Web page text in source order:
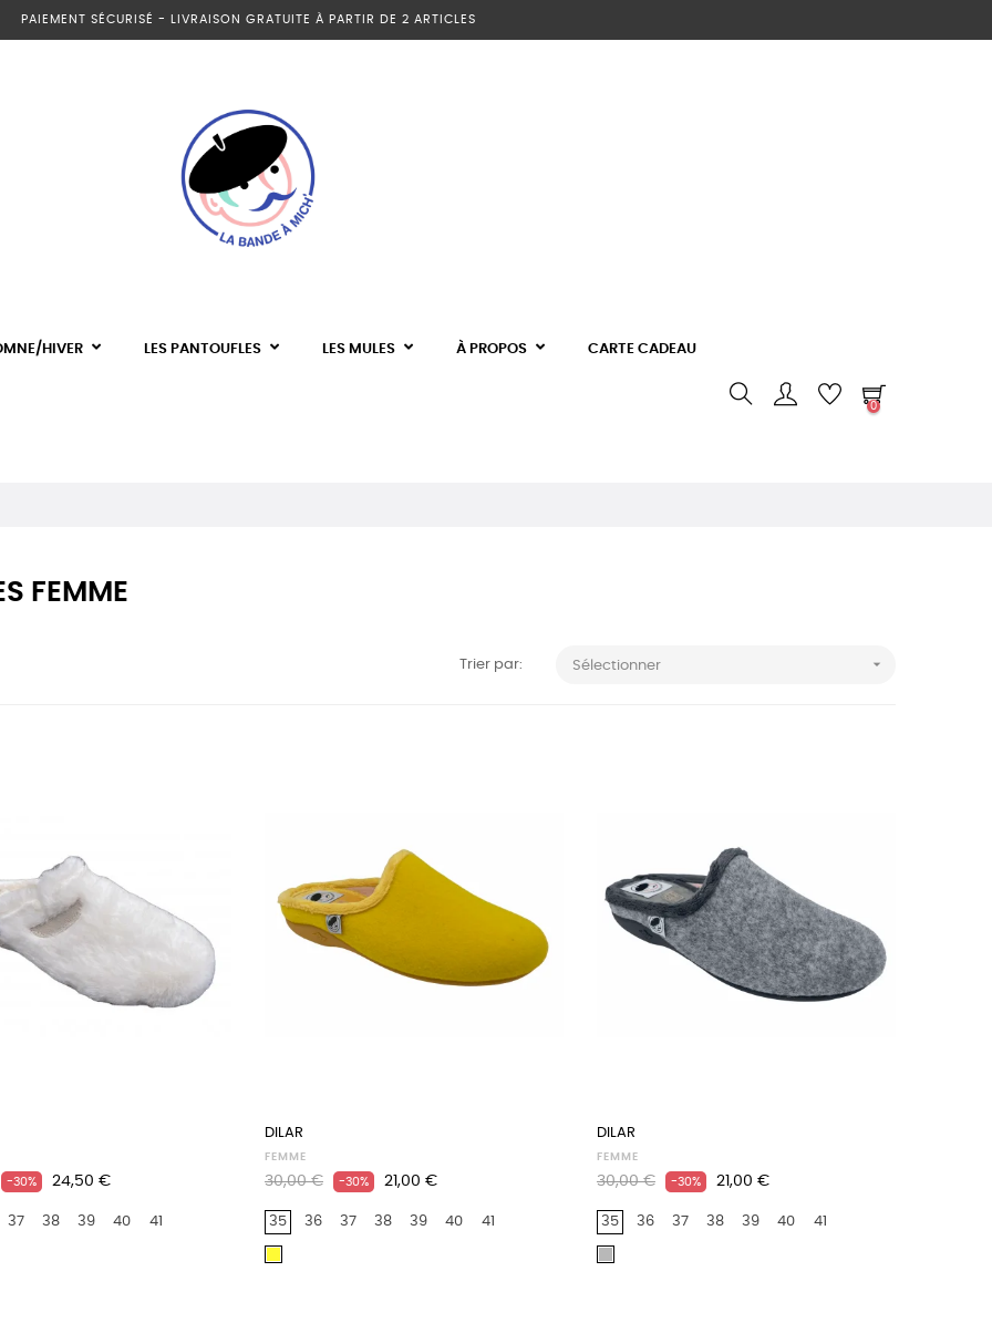
PAIEMENT SÉCURISÉ - LIVRAISON GRATUITE À PARTIR DE 2 ARTICLES
HIVER LES PANTOUFLES LES MULES À PROPOS CARTE CADEAU
0
FEMME
Trier par: Sélectionner 
-30% Prix
24,50 €
37 38 39 40 41
DILAR
FEMME
Prix
30,00 € -30% Prix
21,00 €
35 36 37 38 39 40 41
DILAR
FEMME
Prix
30,00 € -30% Prix
21,00 €
35 36 37 38 39 40 41